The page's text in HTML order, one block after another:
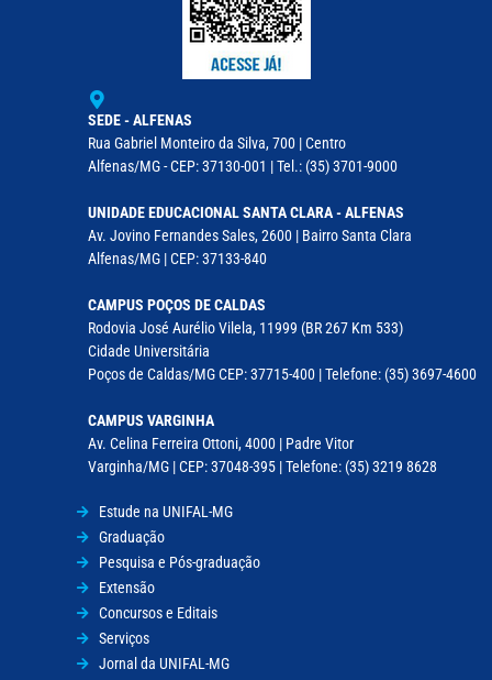
SEDE - ALFENAS
Rua Gabriel Monteiro da Silva, 700 | Centro
Alfenas/MG - CEP: 37130-001 | Tel.: (35) 3701-9000
UNIDADE EDUCACIONAL SANTA CLARA - ALFENAS
Av. Jovino Fernandes Sales, 2600 | Bairro Santa Clara
Alfenas/MG | CEP: 37133-840
CAMPUS POÇOS DE CALDAS
Rodovia José Aurélio Vilela, 11999 (BR 267 Km 533)
Cidade Universitária
Poços de Caldas/MG CEP: 37715-400 | Telefone: (35) 3697-4600
CAMPUS VARGINHA
Av. Celina Ferreira Ottoni, 4000 | Padre Vitor
Varginha/MG | CEP: 37048-395 | Telefone: (35) 3219 8628
Estude na UNIFAL-MG
Graduação
Pesquisa e Pós-graduação
Extensão
Concursos e Editais
Serviços
Jornal da UNIFAL-MG